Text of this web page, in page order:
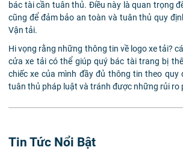
bác tài cần tuân thủ. Điều này là quan trọng
cũng để đảm bảo an toàn và tuân thủ quy
Vận tải.
Hi vọng rằng những thông tin về logo xe tải?
cửa xe tải có thể giúp quý bác tài trang bị
chiếc xe của mình đầy đủ thông tin theo quy
tuân thủ pháp luật và tránh được những rủi ro
Tin Tức Nổi Bật